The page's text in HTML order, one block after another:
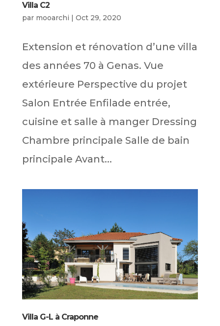
Villa C2
par mooarchi | Oct 29, 2020
Extension et rénovation d’une villa
des années 70 à Genas. Vue
extérieure Perspective du projet
Salon Entrée Enfilade entrée,
cuisine et salle à manger Dressing
Chambre principale Salle de bain
principale Avant...
Villa G-L à Craponne